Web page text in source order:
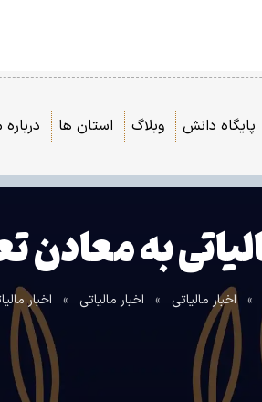
پایگاه دانش وبلاگ استان ها درباره
به معادن
» اخبار مالیاتی » اخبار مالیاتی » اخبار